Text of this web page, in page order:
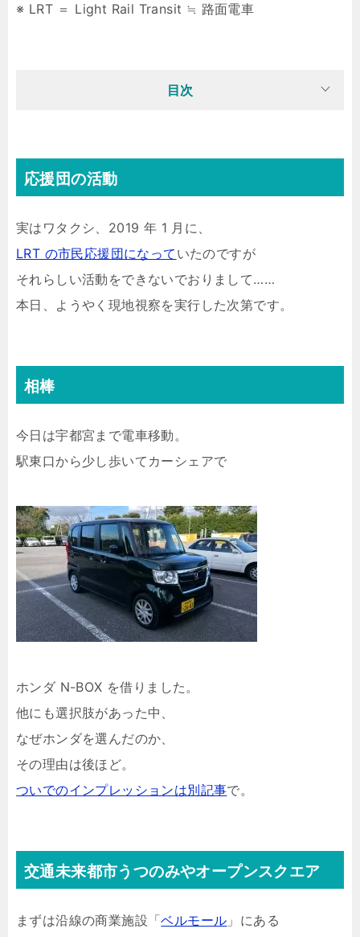
※ LRT ＝ Light Rail Transit ≒ 路面電車
目次
応援団の活動
実はワタクシ、2019 年 1 月に、
LRT の市民応援団になって いたのですが
それらしい活動をできないでおりまして……
本日、ようやく現地視察を実行した次第です。
相棒
今日は宇都宮まで電車移動。
駅東口から少し歩いてカーシェアで
ホンダ N-BOX を借りました。
他にも選択肢があった中、
なぜホンダを選んだのか、
その理由は後ほど。
ついでのインプレッションは別記事で。
交通未来都市うつのみやオープンスクエア
まずは沿線の商業施設「ベルモール 」にある